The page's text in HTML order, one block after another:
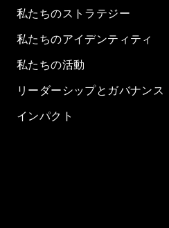
私たちのストラテジー
私たちのアイデンティティ
私たちの活動
リーダーシップとガバナンス
インパクト